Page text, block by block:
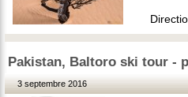
Pakistan, Baltoro ski tour -
3 septembre 2016